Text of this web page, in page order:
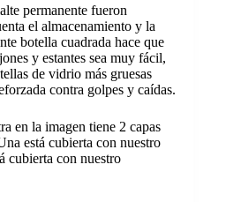
permanente fueron
el almacenamiento y la
botella cuadrada hace que
y estantes sea muy fácil,
de vidrio más gruesas
contra golpes y caídas.
en la imagen tiene 2 capas
está cubierta con nuestro
cubierta con nuestro